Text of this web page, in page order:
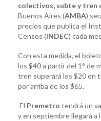
colectivos, subte y tren
Buenos Aires (AMBA)
precios que publica el
Censos (INDEC) cada
Con esta medida, el
los $40 a partir del 1° de
tren superará los $20 en
por arriba de los $65.
El Premetro tendrá un
y en septiembre llegará a